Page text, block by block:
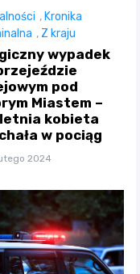
, Kronika
, Z kraju
wypadek
pod
Miastem –
kobieta
w pociąg
2024